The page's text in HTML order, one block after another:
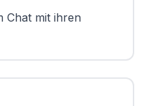
Chat mit ihren